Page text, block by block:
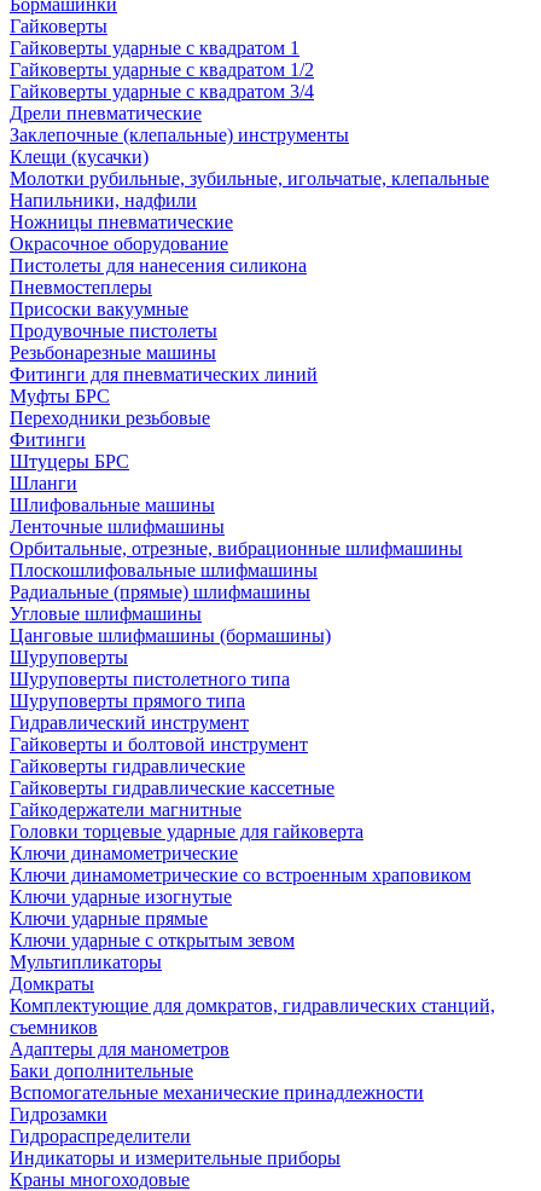
Бормашинки
Гайковерты
Гайковерты ударные с квадратом 1
Гайковерты ударные с квадратом 1/2
Гайковерты ударные с квадратом 3/4
Дрели пневматические
Заклепочные (клепальные) инструменты
Клещи (кусачки)
Молотки рубильные, зубильные, игольчатые, клепальные
Напильники, надфили
Ножницы пневматические
Окрасочное оборудование
Пистолеты для нанесения силикона
Пневмостеплеры
Присоски вакуумные
Продувочные пистолеты
Резьбонарезные машины
Фитинги для пневматических линий
Муфты БРС
Переходники резьбовые
Фитинги
Штуцеры БРС
Шланги
Шлифовальные машины
Ленточные шлифмашины
Орбитальные, отрезные, вибрационные шлифмашины
Плоскошлифовальные шлифмашины
Радиальные (прямые) шлифмашины
Угловые шлифмашины
Цанговые шлифмашины (бормашины)
Шуруповерты
Шуруповерты пистолетного типа
Шуруповерты прямого типа
Гидравлический инструмент
Гайковерты и болтовой инструмент
Гайковерты гидравлические
Гайковерты гидравлические кассетные
Гайкодержатели магнитные
Головки торцевые ударные для гайковерта
Ключи динамометрические
Ключи динамометрические со встроенным храповиком
Ключи ударные изогнутые
Ключи ударные прямые
Ключи ударные с открытым зевом
Мультипликаторы
Домкраты
Комплектующие для домкратов, гидравлических станций,
съемников
Адаптеры для манометров
Баки дополнительные
Вспомогательные механические принадлежности
Гидрозамки
Гидрораспределители
Индикаторы и измерительные приборы
Краны многоходовые